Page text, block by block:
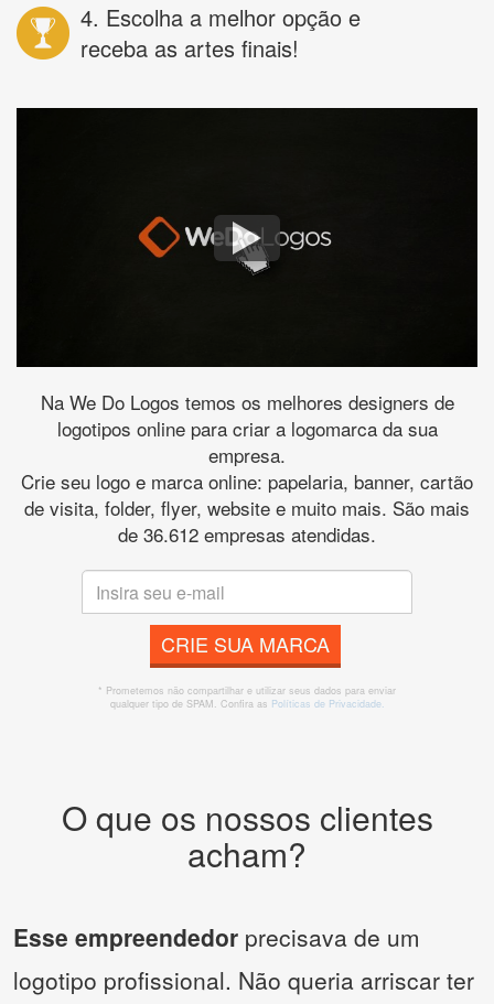
4. Escolha a melhor opção e
receba as artes finais!
Na We Do Logos temos os melhores designers de
logotipos online para criar a logomarca da sua
empresa.
Crie seu logo e marca online: papelaria, banner, cartão
de visita, folder, flyer, website e muito mais. São mais
de 36.612 empresas atendidas.
CRIE SUA MARCA
* Prometemos não compartilhar e utilizar seus dados para enviar
qualquer tipo de SPAM. Confira as Políticas de Privacidade.
O que os nossos clientes
acham?
Esse empreendedor precisava de um
logotipo profissional. Não queria arriscar ter